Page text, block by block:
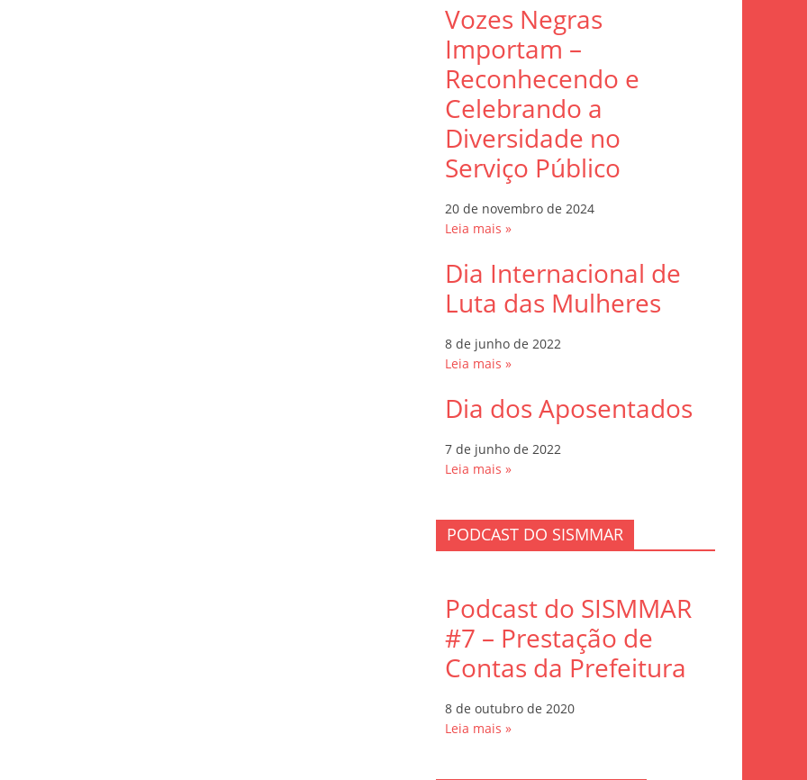
Vozes Negras
Importam –
Reconhecendo e
Celebrando a
Diversidade no
Serviço Público
20 de novembro de 2024
Leia mais »
Dia Internacional de
Luta das Mulheres
8 de junho de 2022
Leia mais »
Dia dos Aposentados
7 de junho de 2022
Leia mais »
PODCAST DO SISMMAR
Podcast do SISMMAR
#7 – Prestação de
Contas da Prefeitura
8 de outubro de 2020
Leia mais »